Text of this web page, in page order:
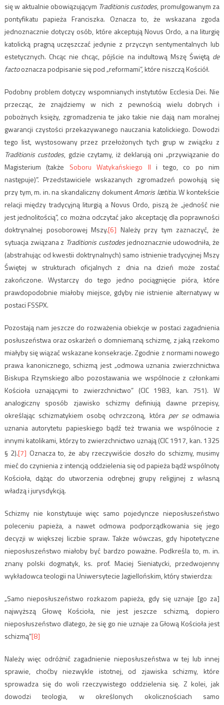
się w aktualnie obowiązującym Traditionis custodes, promulgowanym za
pontyfikatu papieża Franciszka. Oznacza to, że wskazana zgoda
jednoznacznie dotyczy osób, które akceptują Novus Ordo, a na liturgię
katolicką pragną uczęszczać jedynie z przyczyn sentymentalnych lub
estetycznych. Chcąc nie chcąc, pójście na indultową Mszę Świętą de
factooznacza podpisanie się pod „reformami”, które niszczą Kościół.
Podobny problem dotyczy wspomnianych instytutów Ecclesia Dei. Nie
przecząc, że znajdziemy w nich z pewnością wielu dobrych i
pobożnych księży, zgromadzenia te jako takie nie dają nam moralnej
gwarancji czystości przekazywanego nauczania katolickiego. Dowodzi
tego list, wystosowany przez przełożonych tych grup w związku z
Traditionis custodes, gdzie czytamy, iż deklarują oni „przywiązanie do
Magisterium (także Soboru Watykańskiego II i tego, co po nim
następuje)”. Przedstawiciele wskazanych zgromadzeń powołują się
przy tym, m. in. na skandaliczny dokumentAmoris lætitia.W kontekście
relacji między tradycyjną liturgią a Novus Ordo, piszą że „jedność nie
jest jednolitością”, co można odczytać jako akceptację dla poprawności
doktrynalnej posoborowej Mszy.[6] Należy przy tym zaznaczyć, że
sytuacja związana z Traditionis custodesjednoznacznie udowodniła, że
(abstrahując od kwestii doktrynalnych) samo istnienie tradycyjnej Mszy
Świętej w strukturach oficjalnych z dnia na dzień może zostać
zakończone. Wystarczy do tego jedno pociągnięcie pióra, które
prawdopodobnie miałoby miejsce, gdyby nie istnienie alternatywy w
postaci FSSPX.
Pozostają nam jeszcze do rozważenia obiekcje w postaci zagadnienia
posłuszeństwa oraz oskarżeń o domniemaną schizmę, z jaką rzekomo
miałyby się wiązać wskazane konsekracje. Zgodnie z normami nowego
prawa kanonicznego, schizmą jest „odmowa uznania zwierzchnictwa
Biskupa Rzymskiego albo pozostawania we wspólnocie z członkami
Kościoła uznającymi to zwierzchnictwo” (CIC 1983, kan. 751). W
analogiczny sposób zjawisko schizmy definiują dawne przepisy,
określając schizmatykiem osobę ochrzczoną, która per seodmawia
uznania autorytetu papieskiego bądź też trwania we wspólnocie z
innymi katolikami, którzy to zwierzchnictwo uznają (CIC 1917, kan. 1325
§ 2).[7] Oznacza to, że aby rzeczywiście doszło do schizmy, musimy
mieć do czynienia z intencją oddzielenia się od papieża bądź wspólnoty
Kościoła, dążąc do utworzenia odrębnej grupy religijnej z własną
władzą i jurysdykcją.
Schizmy nie konstytuuje więc samo pojedyncze nieposłuszeństwo
poleceniu papieża, a nawet odmowa podporządkowania się jego
decyzji w większej liczbie spraw. Także wówczas, gdy hipotetyczne
nieposłuszeństwo miałoby być bardzo poważne. Podkreśla to, m. in.
znany polski dogmatyk, ks. prof. Maciej Sieniatycki, przedwojenny
wykładowca teologii na Uniwersytecie Jagiellońskim, który stwierdza:
„Samo nieposłuszeństwo rozkazom papieża, gdy się uznaje [go za]
najwyższą Głowę Kościoła, nie jest jeszcze schizmą, dopiero
nieposłuszeństwo dlatego, że się go nie uznaje za Głową Kościoła jest
schizmą”[8]
Należy więc odróżnić zagadnienie nieposłuszeństwa w tej lub innej
sprawie, choćby niezwykle istotnej, od zjawiska schizmy, które
sprowadza się do woli rzeczywistego oddzielenia się. Z kolei, jak
dowodzi teologia, w określonych okolicznościach samo